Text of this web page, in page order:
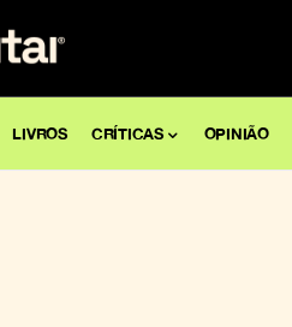
LIVROS CRÍTICAS OPINIÃO